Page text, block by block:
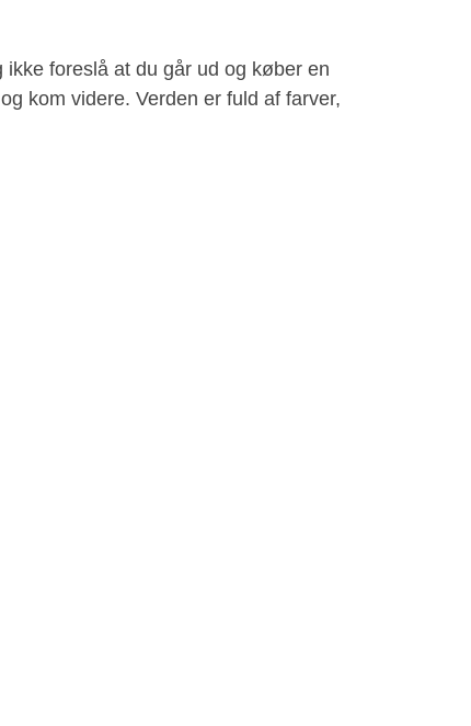
foreslå at du går ud og køber en
kom videre. Verden er fuld af farver,